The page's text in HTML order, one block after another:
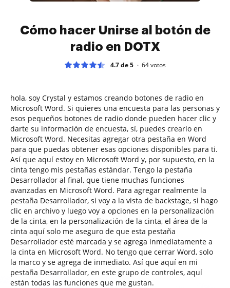
Cómo hacer Unirse al botón de
radio en DOTX
4.7 de 5 64votos
hola, soy Crystal y estamos creando botones de radio en
Microsoft Word. Si quieres una encuesta para las personas y
esos pequeños botones de radio donde pueden hacer clic y
darte su información de encuesta, sí, puedes crearlo en
Microsoft Word. Necesitas agregar otra pestaña en Word
para que puedas obtener esas opciones disponibles para ti.
Así que aquí estoy en Microsoft Word y, por supuesto, en la
cinta tengo mis pestañas estándar. Tengo la pestaña
Desarrollador al final, que tiene muchas funciones
avanzadas en Microsoft Word. Para agregar realmente la
pestaña Desarrollador, si voy a la vista de backstage, si hago
clic en archivo y luego voy a opciones en la personalización
de la cinta, en la personalización de la cinta, el área de la
cinta aquí solo me aseguro de que esta pestaña
Desarrollador esté marcada y se agrega inmediatamente a
la cinta en Microsoft Word. No tengo que cerrar Word, solo
la marco y se agrega de inmediato. Así que aquí en mi
pestaña Desarrollador, en este grupo de controles, aquí
están todas las funciones que me gustan.